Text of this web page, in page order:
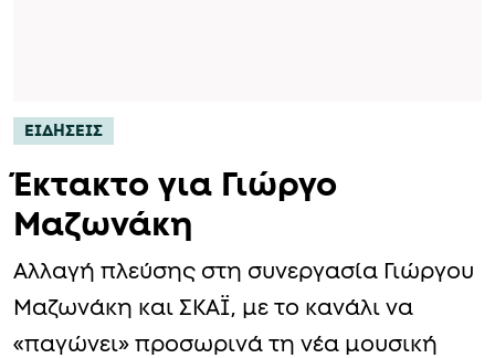
ΕΙΔΗΣΕΙΣ
Έκτακτo για Γιώργο
Μαζωνάκη
Αλλαγή πλεύσης στη συνεργασία Γιώργου
Μαζωνάκη και ΣΚΑΪ, με το κανάλι να
«παγώνει» προσωρινά τη νέα μουσική